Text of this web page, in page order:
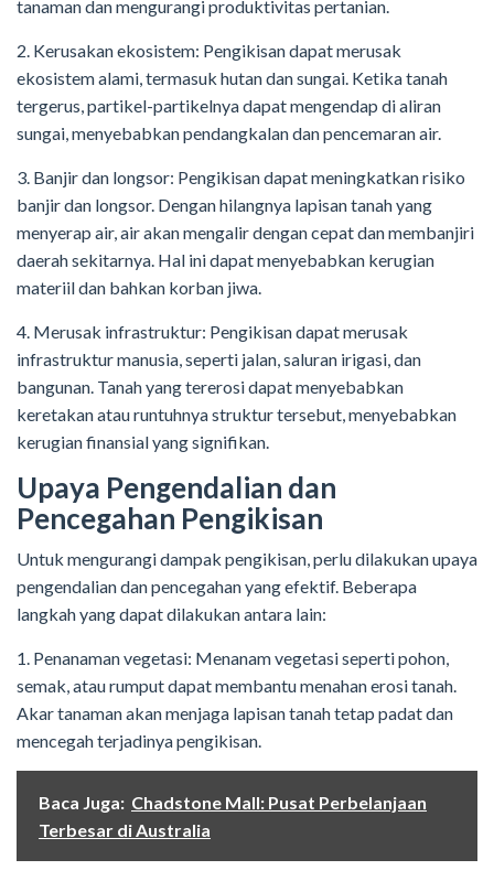
tanaman dan mengurangi produktivitas pertanian.
2. Kerusakan ekosistem: Pengikisan dapat merusak
ekosistem alami, termasuk hutan dan sungai. Ketika tanah
tergerus, partikel-partikelnya dapat mengendap di aliran
sungai, menyebabkan pendangkalan dan pencemaran air.
3. Banjir dan longsor: Pengikisan dapat meningkatkan risiko
banjir dan longsor. Dengan hilangnya lapisan tanah yang
menyerap air, air akan mengalir dengan cepat dan membanjiri
daerah sekitarnya. Hal ini dapat menyebabkan kerugian
materiil dan bahkan korban jiwa.
4. Merusak infrastruktur: Pengikisan dapat merusak
infrastruktur manusia, seperti jalan, saluran irigasi, dan
bangunan. Tanah yang tererosi dapat menyebabkan
keretakan atau runtuhnya struktur tersebut, menyebabkan
kerugian finansial yang signifikan.
Upaya Pengendalian dan
Pencegahan Pengikisan
Untuk mengurangi dampak pengikisan, perlu dilakukan upaya
pengendalian dan pencegahan yang efektif. Beberapa
langkah yang dapat dilakukan antara lain:
1. Penanaman vegetasi: Menanam vegetasi seperti pohon,
semak, atau rumput dapat membantu menahan erosi tanah.
Akar tanaman akan menjaga lapisan tanah tetap padat dan
mencegah terjadinya pengikisan.
Baca Juga: Chadstone Mall: Pusat Perbelanjaan
Terbesar di Australia